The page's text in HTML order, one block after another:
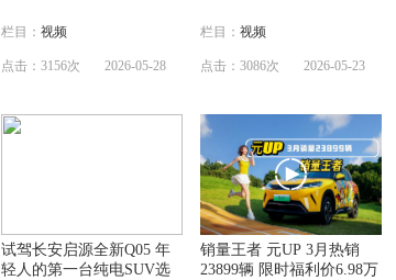
栏目： 视频
点击：3156次 2026-05-28
栏目： 视频
点击：3086次 2026-05-23
试驾长安启源全新Q05 年
轻人的第一台纯电SUV选
销量王者 元UP 3月热销
23899辆 限时福利价6.98万